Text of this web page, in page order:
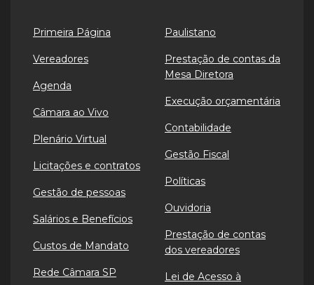
Primeira Página
Vereadores
Agenda
Câmara ao Vivo
Plenário Virtual
Licitações e contratos
Gestão de pessoas
Salários e Benefícios
Custos de Mandato
Rede Câmara SP
Paulistano
Prestação de contas da
Mesa Diretora
Execução orçamentária
Contabilidade
Gestão Fiscal
Políticas
Ouvidoria
Prestação de contas
dos vereadores
Lei de Acesso à